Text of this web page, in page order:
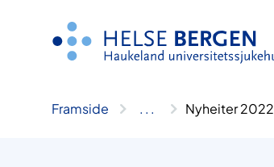
Framside .. . Nyheiter 2022